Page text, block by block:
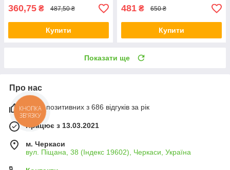
360,75 ₴ 487,50 ₴
Купити
481 ₴ 650 ₴
Купити
Показати ще
Про нас
100% позитивних з 686 відгуків за рік
Працює з 13.03.2021
м. Черкаси
вул. Піщана, 38 (Індекс 19602), Черкаси, Україна
КНОПКА
ЗВ'ЯЗКУ